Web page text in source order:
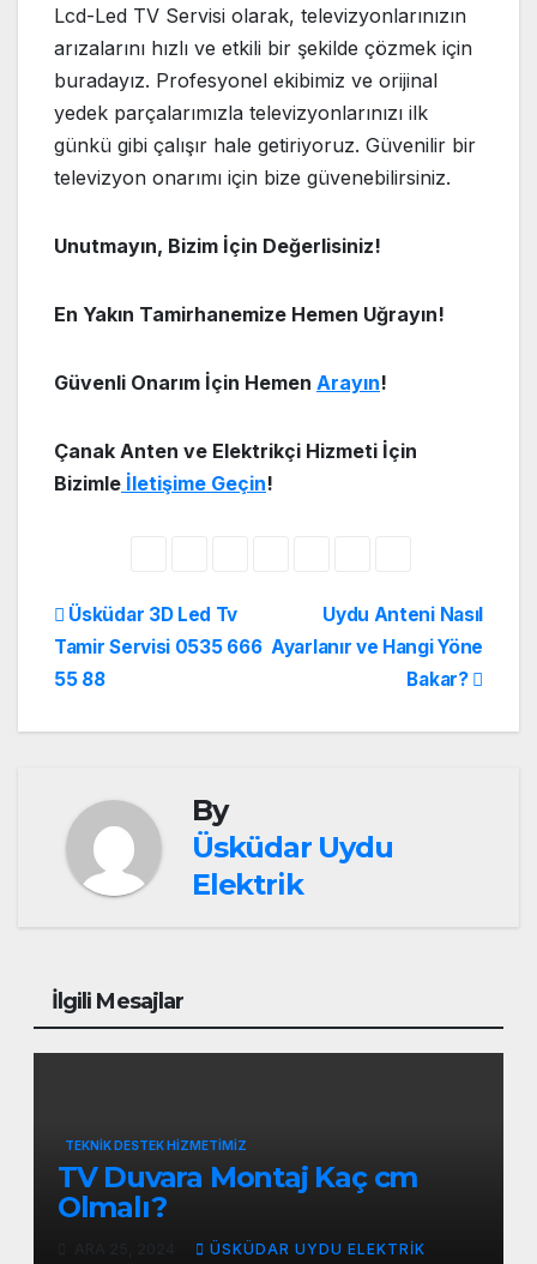
Lcd-Led TV Servisi olarak, televizyonlarınızın
arızalarını hızlı ve etkili bir şekilde çözmek için
buradayız. Profesyonel ekibimiz ve orijinal
yedek parçalarımızla televizyonlarınızı ilk
günkü gibi çalışır hale getiriyoruz. Güvenilir bir
televizyon onarımı için bize güvenebilirsiniz.
Unutmayın, Bizim İçin Değerlisiniz!
En Yakın Tamirhanemize Hemen Uğrayın!
Güvenli Onarım İçin Hemen Arayın!
Çanak Anten ve Elektrikçi Hizmeti İçin
Bizimle İletişime Geçin!
Yazı
gezinmesi
Uydu Anteni Nasıl
Ayarlanır ve Hangi Yöne
Bakar?
Üsküdar 3D Led Tv
Tamir Servisi 0535 666
55 88
By
Üsküdar Uydu
Elektrik
İlgili Mesajlar
TEKNIK DESTEK HIZMETIMIZ
TV Duvara Montaj Kaç cm
Olmalı?
ÜSKÜDAR UYDU ELEKTRIK